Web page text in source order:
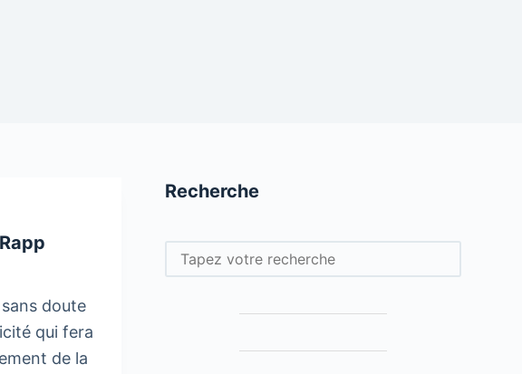
doute
qui fera
de la
Recherche
Rechercher